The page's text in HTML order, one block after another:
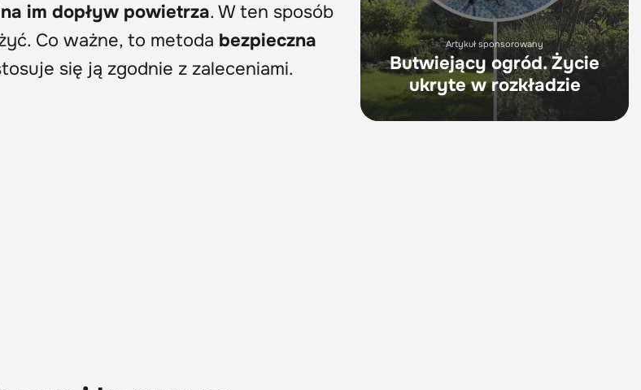
im dopływ powietrza. W ten sposób
Co ważne, to metoda bezpieczna
się ją zgodnie z zaleceniami.
Artykuł sponsorowany
Butwiejący ogród. Życie
ukryte w rozkładzie